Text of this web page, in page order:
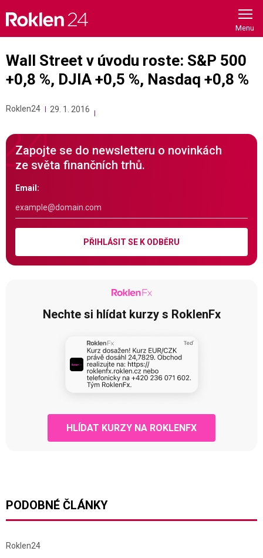
content
Wall Street v úvodu roste: S&P 500
+0,8 %, DJIA +0,5 %, Nasdaq +0,8 %
Roklen24 29. 1. 2016
Zapojte se do newsletteru o novinkách
ze světa finančních trhů.
Email:
PŘIHLÁSIT SE K ODBĚRU
Nechte si hlídat kurzy s RoklenFx
HLÍDAT KURZY NA ROKLENFX
PODOBNÉ ČLÁNKY
Roklen24